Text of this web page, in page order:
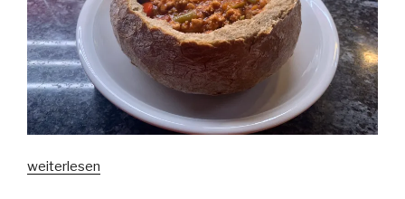
„Ruderknecht
weiterlesen